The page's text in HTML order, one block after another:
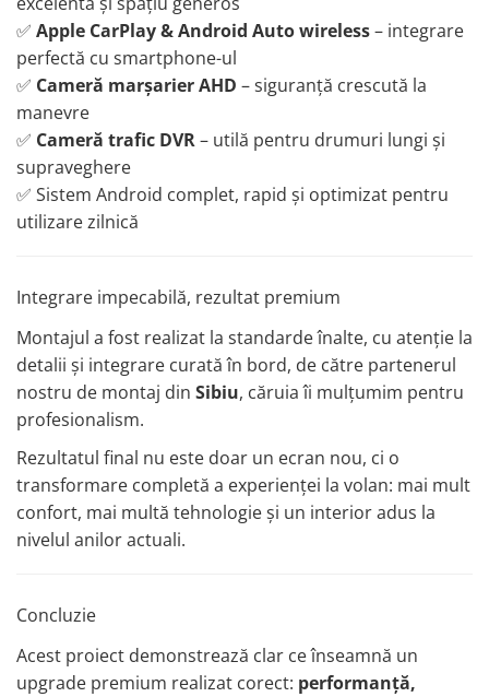
✅ Apple CarPlay & Android Auto wireless– integrare
perfectă cu smartphone-ul
✅ Cameră marșarier AHD – siguranță crescută la
manevre
✅ Cameră trafic DVR– utilă pentru drumuri lungi și
supraveghere
✅ Sistem Android complet, rapid și optimizat pentru
utilizare zilnică
Integrare impecabilă, rezultat premium
Montajul a fost realizat la standarde înalte, cu atenție la
detalii și integrare curată în bord, de către partenerul
nostru de montaj din Sibiu, căruia îi mulțumim pentru
profesionalism.
Rezultatul final nu este doar un ecran nou, ci o
transformare completă a experienței la volan: mai mult
confort, mai multă tehnologie și un interior adus la
nivelul anilor actuali.
Concluzie
Acest proiect demonstrează clar ce înseamnă un
upgrade premium realizat corect: performanță,